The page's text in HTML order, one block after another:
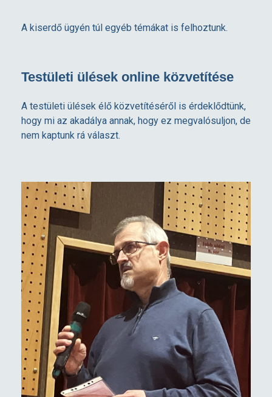
A kiserdő ügyén túl egyéb témákat is felhoztunk.
Testületi ülések online közvetítése
A testületi ülések élő közvetítéséről is érdeklődtünk,
hogy mi az akadálya annak, hogy ez megvalósuljon, de
nem kaptunk rá választ.